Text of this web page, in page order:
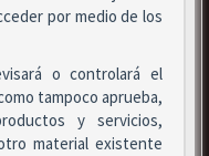
por medio de los
o controlará el
tampoco aprueba,
y servicios,
material existente